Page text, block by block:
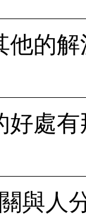
他的
好處有
與人